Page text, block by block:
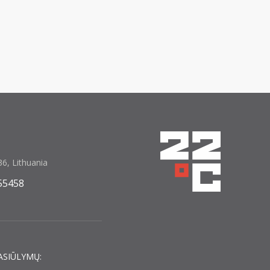
Lithuania